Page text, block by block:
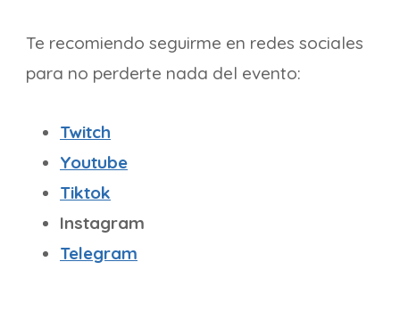
Te recomiendo seguirme en redes sociales
para no perderte nada del evento:
Twitch
Youtube
Tiktok
Instagram
Telegram